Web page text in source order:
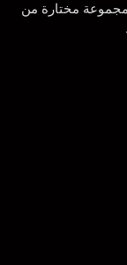
مختارة من